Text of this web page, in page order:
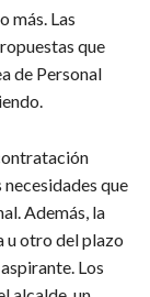
más. Las
que
de Personal
que
Además, la
u otro del plazo
Los